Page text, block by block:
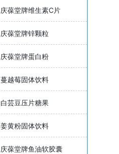
庆葆堂牌维生素C片
庆葆堂牌锌颗粒
庆葆堂牌蛋白粉
蔓越莓固体饮料
白芸豆压片糖果
姜黄粉固体饮料
庆葆堂牌鱼油软胶囊